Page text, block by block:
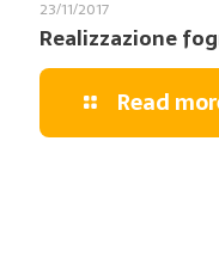
23/11/2017
Realizzazione
Read